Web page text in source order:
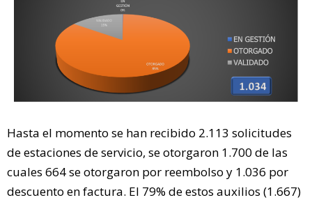
Hasta el momento se han recibido 2.113 solicitudes
de estaciones de servicio, se otorgaron 1.700 de las
cuales 664 se otorgaron por reembolso y 1.036 por
descuento en factura. El 79% de estos auxilios (1.667)